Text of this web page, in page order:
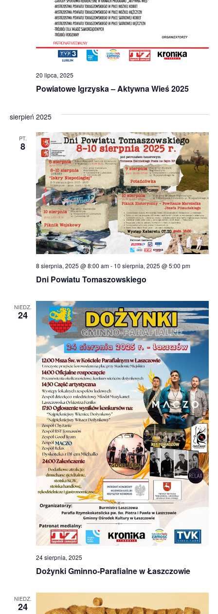
Powiatowe Igrzyska – Aktywna Wieś 2025
20 lipca, 2025
sierpień 2025
PT.
8
Dni Powiatu Tomaszowskiego
8 sierpnia, 2025 @ 8:00 am- 10 sierpnia, 2025 @ 5:00 pm
NIEDZ.
24
Dożynki Gminno-Parafialne w Łaszczowie
24 sierpnia, 2025
NIEDZ.
24